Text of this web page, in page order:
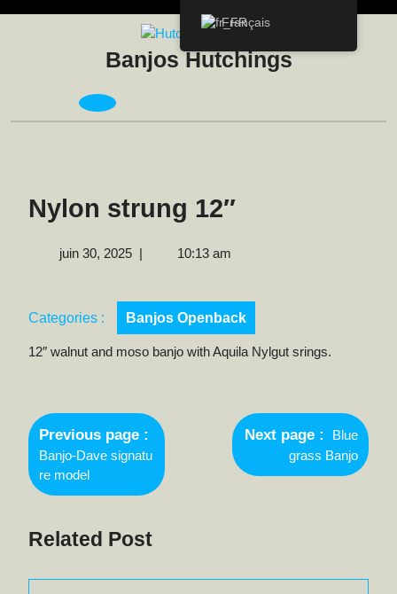
Banjos Hutchings
Open
Nylon strung 12″
juin 30, 2025juin
| 10:13 am
Categories : Banjos Openback
12″ walnut and moso banjo with Aquila Nylgut srings.
Navigation
de
l’article
Previous page
Older
Posts
Banjo-Dave signatu
re model
Next page
Newer
Posts
Blue
grass Banjo
Related Post
Français